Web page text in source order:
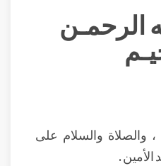
الرحمـن
والصلاة والسلام على
.